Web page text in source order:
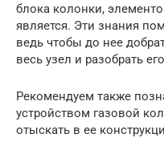
блока колонки,
является. Эти знания
ведь чтобы до нее
весь узел и разобрать
Рекомендуем также
устройством газовой
отыскать в ее